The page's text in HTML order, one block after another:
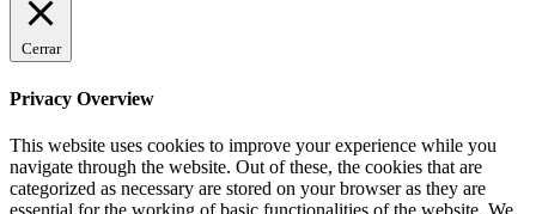
Cerrar
Privacy Overview
This website uses cookies to improve your experience while you
navigate through the website. Out of these, the cookies that are
categorized as necessary are stored on your browser as they are
essential for the working of basic functionalities of the website. We